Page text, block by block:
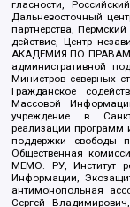
гласности,
Дальневосточный
партнерства,
действие, Центр
АКАДЕМИЯ ПО ПРАВАМ
административной
Министров северных
Гражданское
Массовой
учреждение в
реализации программ
поддержки свободы
Общественная
МЕМО. РУ, Институт
Информации,
антимонопольная
Сергей